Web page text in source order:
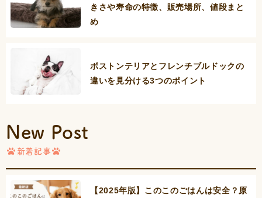
きさや寿命の特徴、販売場所、値段まと
め
ボストンテリアとフレンチブルドックの
違いを見分ける3つのポイント
New Post
新着記事
【2025年版】このこのごはんは安全？原